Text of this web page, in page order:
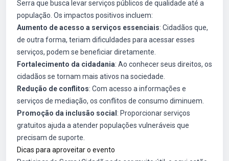
Serra que busca levar serviços públicos de qualidade até a
população. Os impactos positivos incluem:
Aumento de acesso a serviços essenciais: Cidadãos que,
de outra forma, teriam dificuldades para acessar esses
serviços, podem se beneficiar diretamente.
Fortalecimento da cidadania: Ao conhecer seus direitos, os
cidadãos se tornam mais ativos na sociedade.
Redução de conflitos: Com acesso a informações e
serviços de mediação, os conflitos de consumo diminuem.
Promoção da inclusão social : Proporcionar serviços
gratuitos ajuda a atender populações vulneráveis que
precisam de suporte.
Dicas para aproveitar o evento